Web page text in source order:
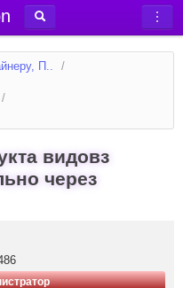
П..
/
/
видовз
через